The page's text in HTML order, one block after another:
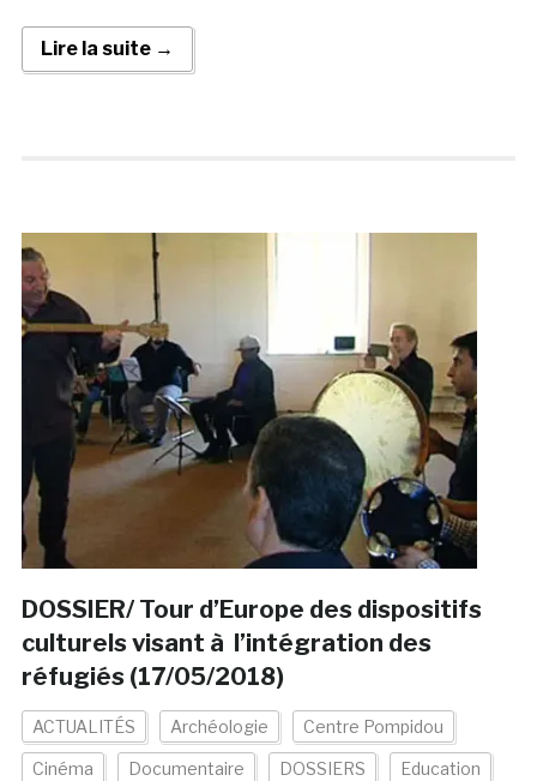
Lire la suite →
DOSSIER/ Tour d’Europe des dispositifs
culturels visant à l’intégration des
réfugiés (17/05/2018)
ACTUALITÉS Archéologie Centre Pompidou
Cinéma Documentaire DOSSIERS Education